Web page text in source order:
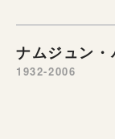
ナムジュン
1932-2006